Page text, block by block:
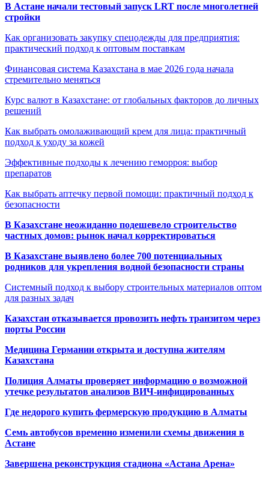
В Астане начали тестовый запуск LRT после многолетней
стройки
Как организовать закупку спецодежды для предприятия:
практический подход к оптовым поставкам
Финансовая система Казахстана в мае 2026 года начала
стремительно меняться
Курс валют в Казахстане: от глобальных факторов до личных
решений
Как выбрать омолаживающий крем для лица: практичный
подход к уходу за кожей
Эффективные подходы к лечению геморроя: выбор
препаратов
Как выбрать аптечку первой помощи: практичный подход к
безопасности
В Казахстане неожиданно подешевело строительство
частных домов: рынок начал корректироваться
В Казахстане выявлено более 700 потенциальных
родников для укрепления водной безопасности страны
Системный подход к выбору строительных материалов оптом
для разных задач
Казахстан отказывается провозить нефть транзитом через
порты России
Медицина Германии открыта и доступна жителям
Казахстана
Полиция Алматы проверяет информацию о возможной
утечке результатов анализов ВИЧ-инфицированных
Где недорого купить фермерскую продукцию в Алматы
Семь автобусов временно изменили схемы движения в
Астане
Завершена реконструкция стадиона «Астана Арена»